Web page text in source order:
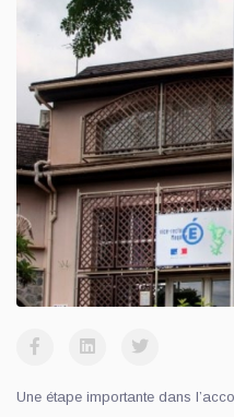
Une étape importante dans